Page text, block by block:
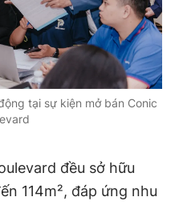
tại sự kiện mở bán Conic
đều sở hữu
114m², đáp ứng nhu